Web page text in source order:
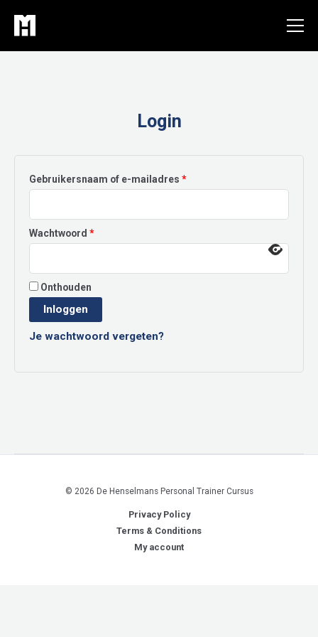
naar
de
Login
Gebruikersnaam of e-mailadres *Vereist
Wachtwoord *Vereist
Onthouden
Inloggen
Je wachtwoord vergeten?
© 2026 De Henselmans Personal Trainer Cursus
Privacy Policy
Terms & Conditions
My account